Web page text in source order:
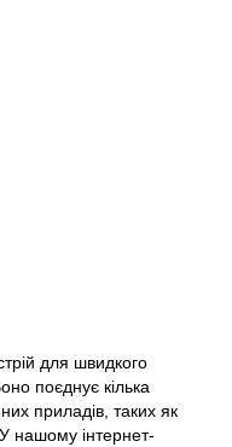
для швидкого
поєднує кілька
приладів, таких як
нашому інтернет-